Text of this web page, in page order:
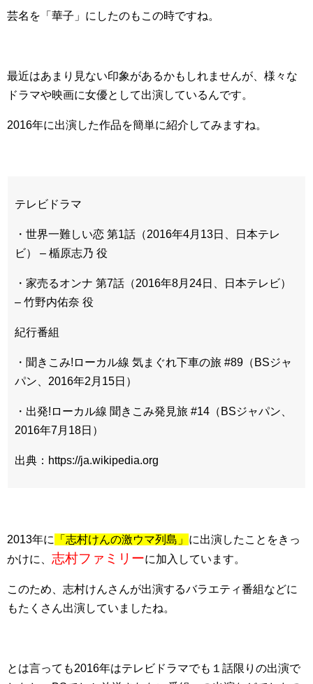
芸名を「華子」にしたのもこの時ですね。
最近はあまり見ない印象があるかもしれませんが、様々な
ドラマや映画に女優として出演しているんです。
2016年に出演した作品を簡単に紹介してみますね。
テレビドラマ
・世界一難しい恋 第1話（2016年4月13日、日本テレ
ビ） – 楯原志乃 役
・家売るオンナ 第7話（2016年8月24日、日本テレビ）
– 竹野内佑奈 役
紀行番組
・聞きこみ!ローカル線 気まぐれ下車の旅 #89（BSジャ
パン、2016年2月15日）
・出発!ローカル線 聞きこみ発見旅 #14（BSジャパン、
2016年7月18日）
出典：https://ja.wikipedia.org
2013年に 「志村けんの激ウマ列島」 に出演したことをきっ
かけに、 志村ファミリーに加入しています。
このため、志村けんさんが出演するバラエティ番組などに
もたくさん出演していましたね。
とは言っても2016年はテレビドラマでも１話限りの出演で